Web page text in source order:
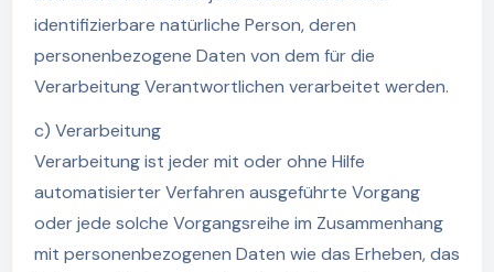
identifizierbare natürliche Person, deren
personenbezogene Daten von dem für die
Verarbeitung Verantwortlichen verarbeitet werden.
c) Verarbeitung
Verarbeitung ist jeder mit oder ohne Hilfe
automatisierter Verfahren ausgeführte Vorgang
oder jede solche Vorgangsreihe im Zusammenhang
mit personenbezogenen Daten wie das Erheben, das